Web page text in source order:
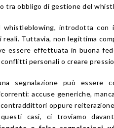
tra obbligo di gestione del
whistleblowing, introdotta
reali. Tuttavia, non legittima
essere effettuata in buona
personali o creare
segnalazione può essere
accuse generiche,
oppure
casi, ci troviamo